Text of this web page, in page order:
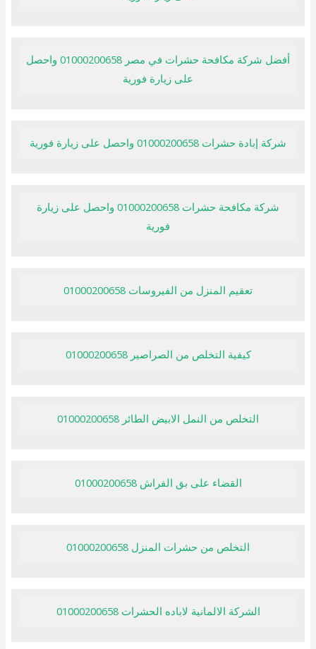
أفضل شركة مكافحة حشرات في مصر 01000200658 واحصل
على زيارة فورية
شركة إبادة حشرات 01000200658 واحصل على زيارة فورية
شركة مكافحة حشرات 01000200658 واحصل على زيارة
فورية
تعقيم المنزل من الفيروسات 01000200658
كيفية التخلص من الصراصير 01000200658
التخلص من النمل الابيض الطائر 01000200658
القضاء على بق الفراش 01000200658
التخلص من حشرات المنزل 01000200658
الشركة الالمانية لاباده الحشرات 01000200658